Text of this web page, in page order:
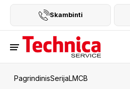
Skambinti
PagrindinisSerijaLMCB